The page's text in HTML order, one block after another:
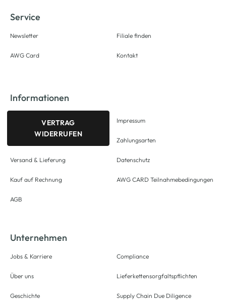
Service
Newsletter
AWG Card
Filiale finden
Kontakt
Informationen
VERTRAG
WIDERRUFEN
Versand & Lieferung
Kauf auf Rechnung
AGB
Impressum
Zahlungsarten
Datenschutz
AWG CARD Teilnahmebedingungen
Unternehmen
Jobs & Karriere
Über uns
Geschichte
Compliance
Lieferkettensorgfaltspflichten
Supply Chain Due Diligence